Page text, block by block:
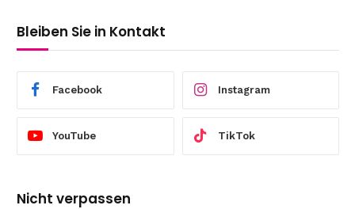
Bleiben Sie in Kontakt
Facebook Instagram
YouTube TikTok
Nicht verpassen